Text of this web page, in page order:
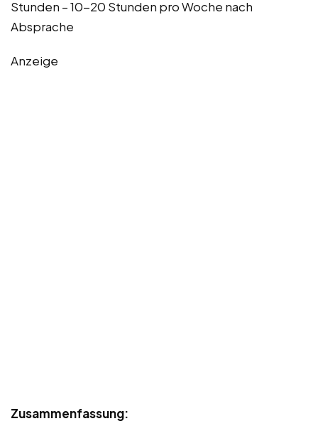
Stunden – 10-20 Stunden pro Woche nach
Absprache
Anzeige
Zusammenfassung: